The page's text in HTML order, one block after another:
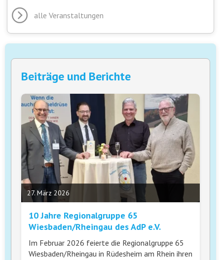
alle Veranstaltungen
Beiträge und Berichte
27. März 2026
10 Jahre Regionalgruppe 65
Wiesbaden/Rheingau des AdP e.V.
Im Februar 2026 feierte die Regionalgruppe 65
Wiesbaden/Rheingau in Rüdesheim am Rhein ihren